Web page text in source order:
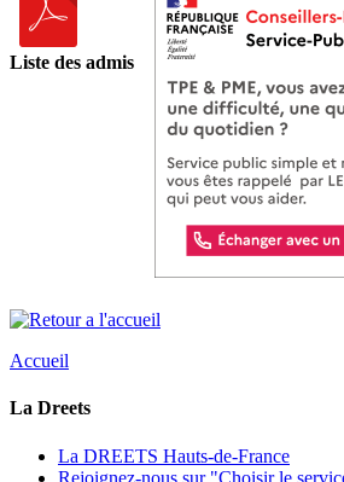
Liste des admis
Accueil
La Dreets
La DREETS Hauts-de-France
Rejoignez-nous sur "Choisir le